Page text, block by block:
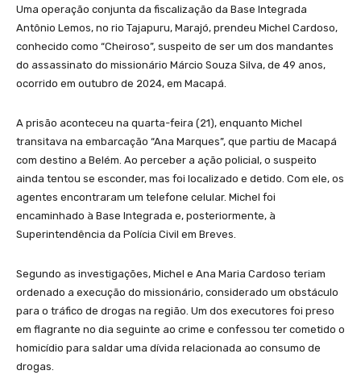
Uma operação conjunta da fiscalização da Base Integrada
Antônio Lemos, no rio Tajapuru, Marajó, prendeu Michel Cardoso,
conhecido como “Cheiroso”, suspeito de ser um dos mandantes
do assassinato do missionário Márcio Souza Silva, de 49 anos,
ocorrido em outubro de 2024, em Macapá.
A prisão aconteceu na quarta-feira (21), enquanto Michel
transitava na embarcação “Ana Marques”, que partiu de Macapá
com destino a Belém. Ao perceber a ação policial, o suspeito
ainda tentou se esconder, mas foi localizado e detido. Com ele, os
agentes encontraram um telefone celular. Michel foi
encaminhado à Base Integrada e, posteriormente, à
Superintendência da Polícia Civil em Breves.
Segundo as investigações, Michel e Ana Maria Cardoso teriam
ordenado a execução do missionário, considerado um obstáculo
para o tráfico de drogas na região. Um dos executores foi preso
em flagrante no dia seguinte ao crime e confessou ter cometido o
homicídio para saldar uma dívida relacionada ao consumo de
drogas.